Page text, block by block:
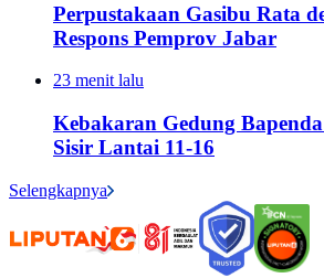
Perpustakaan Gasibu Rata
Respons Pemprov Jabar
23 menit lalu
Kebakaran Gedung
Sisir Lantai 11-16
Selengkapnya